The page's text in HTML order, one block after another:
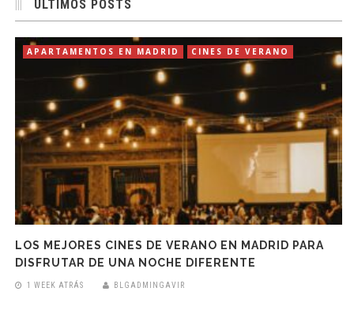
ÚLTIMOS POSTS
APARTAMENTOS EN MADRID CINES DE VERANO
LOS MEJORES CINES DE VERANO EN MADRID PARA
DISFRUTAR DE UNA NOCHE DIFERENTE
1 WEEK ATRÁS BLGADMINGAVIR